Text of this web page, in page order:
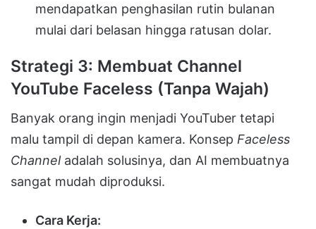
mendapatkan penghasilan rutin bulanan
mulai dari belasan hingga ratusan dolar.
Strategi 3: Membuat Channel
YouTube Faceless (Tanpa Wajah)
Banyak orang ingin menjadi YouTuber tetapi
malu tampil di depan kamera. Konsep Faceless
Channeladalah solusinya, dan AI membuatnya
sangat mudah diproduksi.
Cara Kerja: